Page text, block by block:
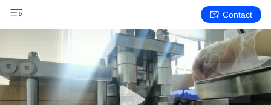
Contact